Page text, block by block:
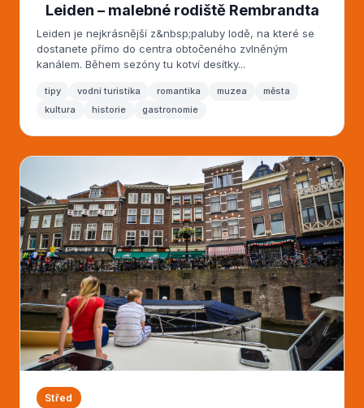
Leiden – malebné rodiště Rembrandta
Leiden je nejkrásnější z&nbsp;paluby lodě, na které se
dostanete přímo do centra obtočeného zvlněným
kanálem. Během sezóny tu kotví desítky...
tipy vodní turistika romantika muzea
města
kultura
historie gastronomie
Střed